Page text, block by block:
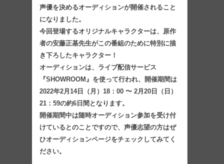
声優を決めるオーディションが開催されること
になりました。
今回登場するオリジナルキャラクターは、原作
者の安藤正基先生がこの番組のために特別に描
き下ろしたキャラクター！
オーディションは、ライブ配信サービス
『SHOWROOM』を使って行われ、開催期間は
2022年2月14日（月）18：00 〜 2月20日（日）
21：59の約6日間となります。
開催期間中は随時オーディション参加を受け付
けているとのことですので、声優志望の方はぜ
ひオーディションページをチェックしてみてく
ださい。